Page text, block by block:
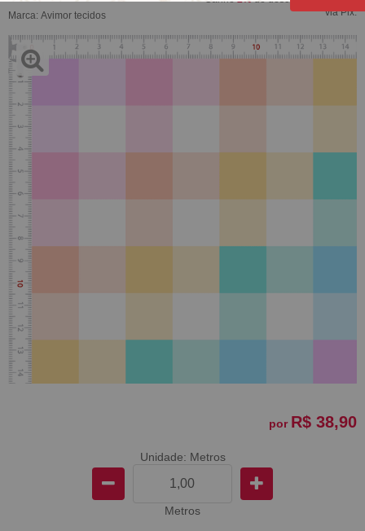
Marca: Avimor tecidos
via Pix.
por R$ 38,90
Unidade: Metros
Metros